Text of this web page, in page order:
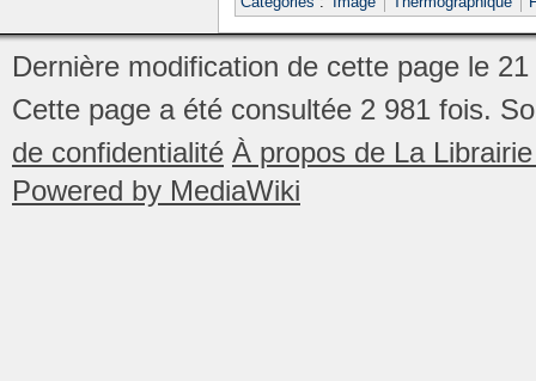
Dernière modification de cette page le
Cette page a été consultée 2 981 fois.
de confidentialité À propos de La
Powered by MediaWiki